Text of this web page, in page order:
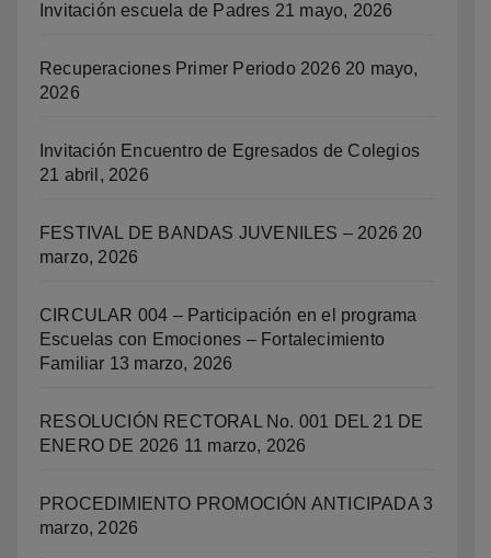
Invitación escuela de Padres 21 mayo, 2026
Recuperaciones Primer Periodo 2026 20 mayo,
2026
Invitación Encuentro de Egresados de Colegios
21 abril, 2026
FESTIVAL DE BANDAS JUVENILES – 2026 20
marzo, 2026
CIRCULAR 004 – Participación en el programa
Escuelas con Emociones – Fortalecimiento
Familiar 13 marzo, 2026
RESOLUCIÓN RECTORAL No. 001 DEL 21 DE
ENERO DE 2026 11 marzo, 2026
PROCEDIMIENTO PROMOCIÓN ANTICIPADA 3
marzo, 2026